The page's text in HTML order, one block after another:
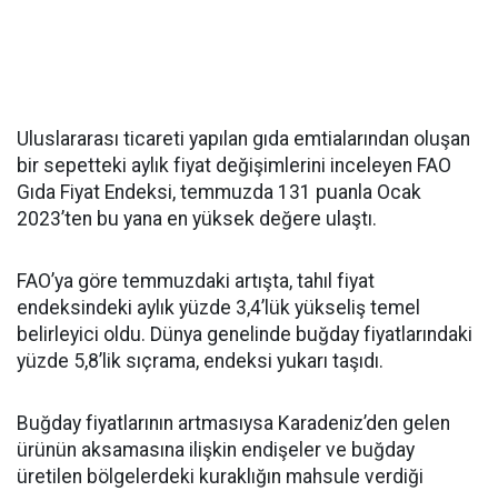
Uluslararası ticareti yapılan gıda emtialarından oluşan
bir sepetteki aylık fiyat değişimlerini inceleyen FAO
Gıda Fiyat Endeksi, temmuzda 131 puanla Ocak
2023’ten bu yana en yüksek değere ulaştı.
FAO’ya göre temmuzdaki artışta, tahıl fiyat
endeksindeki aylık yüzde 3,4’lük yükseliş temel
belirleyici oldu. Dünya genelinde buğday fiyatlarındaki
yüzde 5,8’lik sıçrama, endeksi yukarı taşıdı.
Buğday fiyatlarının artmasıysa Karadeniz’den gelen
ürünün aksamasına ilişkin endişeler ve buğday
üretilen bölgelerdeki kuraklığın mahsule verdiği